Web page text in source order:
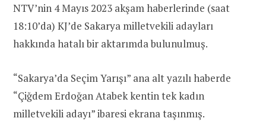
NTV’nin 4 Mayıs 2023 akşam haberlerinde (saat
18:10’da) KJ’de Sakarya milletvekili adayları
hakkında hatalı bir aktarımda bulunulmuş.
“Sakarya’da Seçim Yarışı” ana alt yazılı haberde
“Çiğdem Erdoğan Atabek kentin tek kadın
milletvekili adayı” ibaresi ekrana taşınmış.